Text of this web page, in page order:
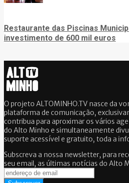
Restaurante das Piscinas
investimento de 600 mil euros
O projeto ALTOMINHO.TV nasce da
plataforma de comunicação,
contribua para aproximar os vários
do Alto Minho e simultaneamente
suporte acessível e gratuito, toda a
Subscreva a nossa newsletter, para
seu email, as últimas notícias do Alto